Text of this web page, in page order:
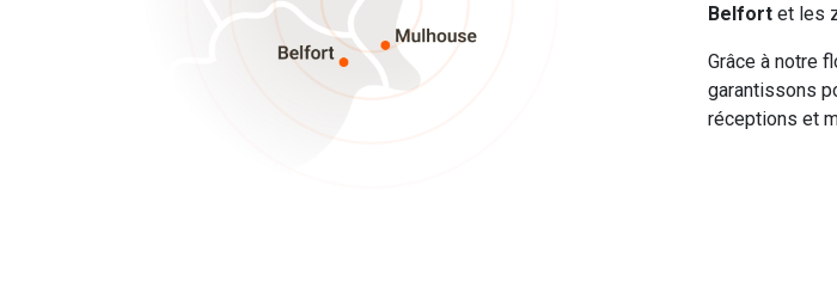
Belfort et les
Grâce à notre
garantissons
réceptions et